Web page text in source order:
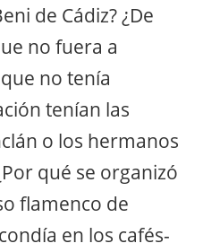
de Cádiz? ¿De
no fuera a
no tenía
tenían las
o los hermanos
qué se organizó
flamenco de
en los cafés-